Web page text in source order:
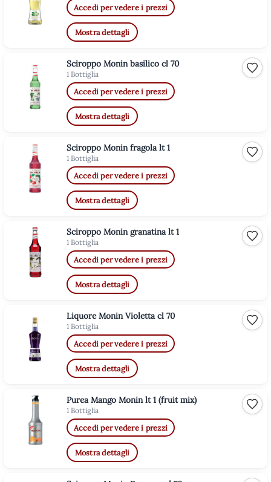
Accedi per vedere i prezzi
Mostra dettagli
Sciroppo Monin basilico cl 70
1 Bottiglia
Accedi per vedere i prezzi
Mostra dettagli
Sciroppo Monin fragola lt 1
1 Bottiglia
Accedi per vedere i prezzi
Mostra dettagli
Sciroppo Monin granatina lt 1
1 Bottiglia
Accedi per vedere i prezzi
Mostra dettagli
Liquore Monin Violetta cl 70
1 Bottiglia
Accedi per vedere i prezzi
Mostra dettagli
Purea Mango Monin lt 1 (fruit mix)
1 Bottiglia
Accedi per vedere i prezzi
Mostra dettagli